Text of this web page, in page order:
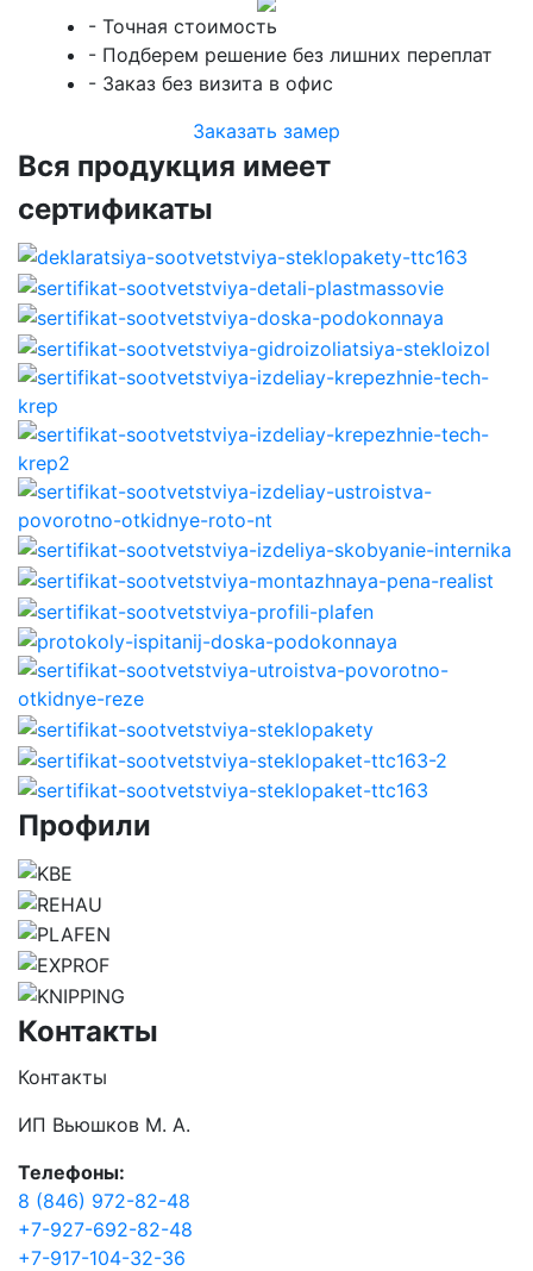
- Точная стоимость
- Подберем решение без лишних переплат
- Заказ без визита в офис
Заказать замер
Вся продукция имеет
сертификаты
Профили
Контакты
Контакты
ИП Вьюшков М. А.
Телефоны:
8 (846) 972-82-48
+7-927-692-82-48
+7-917-104-32-36